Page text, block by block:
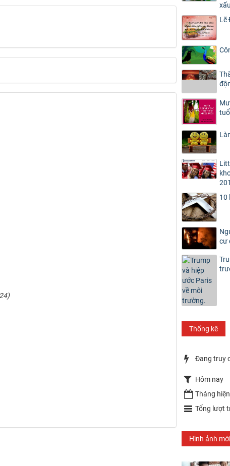
Lẽ
10
cư
Thống kê
Đang truy
Hôm nay
Tháng
Tổng lượt
Hình ảnh mới